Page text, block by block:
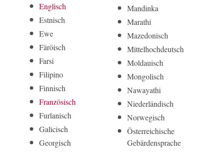
Englisch
Estnisch
Ewe
Färöisch
Farsi
Filipino
Finnisch
Französisch
Furlanisch
Galicisch
Georgisch
Mandinka
Marathi
Mazedonisch
Mittelhoch­deutsch
Moldauisch
Mongolisch
Nawayathi
Niederländisch
Norwegisch
Öster­reichi­sche
Gebärden­sprache